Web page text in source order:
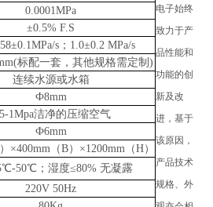
0.0001MPa
±0.5% F.S
s；1.0±0.2 MPa/s
标配一套，其他规格需定制)
连续水源或水箱
Ф8mm
1Mpa洁净的压缩空气
Ф6mm
×400mm（B）×1200mm（H）
50℃；湿度≤80% 无凝露
220V 50Hz
电子始终
致力于产
品性能和
功能的创
新及改
进，基于
该原因，
产品技术
规格、外